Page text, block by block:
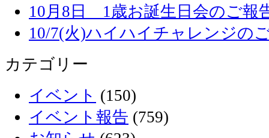
10月8日 1歳お誕生日会のご報
10/7(火)ハイハイチャレンジの
カテゴリー
イベント (150)
イベント報告 (759)